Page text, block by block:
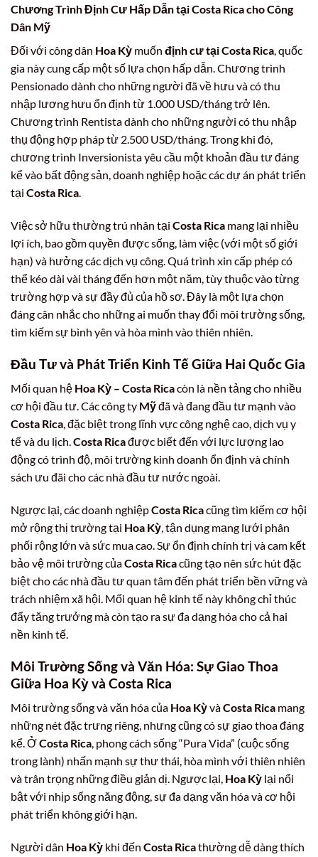
Chương Trình Định Cư Hấp Dẫn tại Costa Rica cho Công
Dân Mỹ
Đối với công dân Hoa Kỳ muốn định cư tại Costa Rica, quốc
gia này cung cấp một số lựa chọn hấp dẫn. Chương trình
Pensionado dành cho những người đã về hưu và có thu
nhập lương hưu ổn định từ 1.000 USD/tháng trở lên.
Chương trình Rentista dành cho những người có thu nhập
thụ động hợp pháp từ 2.500 USD/tháng. Trong khi đó,
chương trình Inversionista yêu cầu một khoản đầu tư đáng
kể vào bất động sản, doanh nghiệp hoặc các dự án phát triển
tại Costa Rica.
Việc sở hữu thường trú nhân tại Costa Rica mang lại nhiều
lợi ích, bao gồm quyền được sống, làm việc (với một số giới
hạn) và hưởng các dịch vụ công. Quá trình xin cấp phép có
thể kéo dài vài tháng đến hơn một năm, tùy thuộc vào từng
trường hợp và sự đầy đủ của hồ sơ. Đây là một lựa chọn
đáng cân nhắc cho những ai muốn thay đổi môi trường sống,
tìm kiếm sự bình yên và hòa mình vào thiên nhiên.
Đầu Tư và Phát Triển Kinh Tế Giữa Hai Quốc Gia
Mối quan hệ Hoa Kỳ – Costa Ricacòn là nền tảng cho nhiều
cơ hội đầu tư. Các công ty Mỹđã và đang đầu tư mạnh vào
Costa Rica, đặc biệt trong lĩnh vực công nghệ cao, dịch vụ y
tế và du lịch.Costa Ricađược biết đến với lực lượng lao
động có trình độ, môi trường kinh doanh ổn định và chính
sách ưu đãi cho các nhà đầu tư nước ngoài.
Ngược lại, các doanh nghiệpCosta Ricacũng tìm kiếm cơ hội
mở rộng thị trường tại Hoa Kỳ, tận dụng mạng lưới phân
phối rộng lớn và sức mua cao. Sự ổn định chính trị và cam kết
bảo vệ môi trường củaCosta Ricacũng tạo nên sức hút đặc
biệt cho các nhà đầu tư quan tâm đến phát triển bền vững và
trách nhiệm xã hội. Mối quan hệ kinh tế này không chỉ thúc
đẩy tăng trưởng mà còn tạo ra sự đa dạng hóa cho cả hai
nền kinh tế.
Môi Trường Sống và Văn Hóa: Sự Giao Thoa
Giữa Hoa Kỳ và Costa Rica
Môi trường sống và văn hóa của Hoa KỳvàCosta Rica mang
những nét đặc trưng riêng, nhưng cũng có sự giao thoa đáng
kể. ỞCosta Rica, phong cách sống “Pura Vida” (cuộc sống
trong lành) nhấn mạnh sự thư thái, hòa mình với thiên nhiên
và trân trọng những điều giản dị. Ngược lại, Hoa Kỳ lại nổi
bật với nhịp sống năng động, sự đa dạng văn hóa và cơ hội
phát triển không giới hạn.
Người dân Hoa Kỳ khi đến Costa Ricathường dễ dàng thích